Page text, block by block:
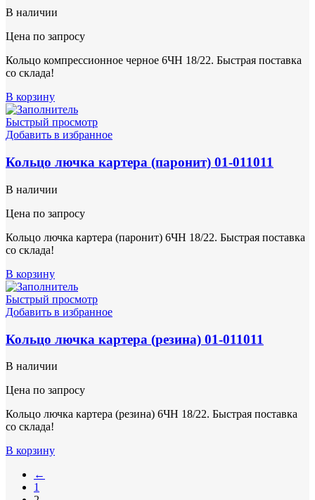
В наличии
Цена по запросу
Кольцо компрессионное черное 6ЧН 18/22. Быстрая поставка
со склада!
В корзину
Быстрый просмотр
Добавить в избранное
Кольцо лючка картера (паронит) 01-011011
В наличии
Цена по запросу
Кольцо лючка картера (паронит) 6ЧН 18/22. Быстрая поставка
со склада!
В корзину
Быстрый просмотр
Добавить в избранное
Кольцо лючка картера (резина) 01-011011
В наличии
Цена по запросу
Кольцо лючка картера (резина) 6ЧН 18/22. Быстрая поставка
со склада!
В корзину
←
1